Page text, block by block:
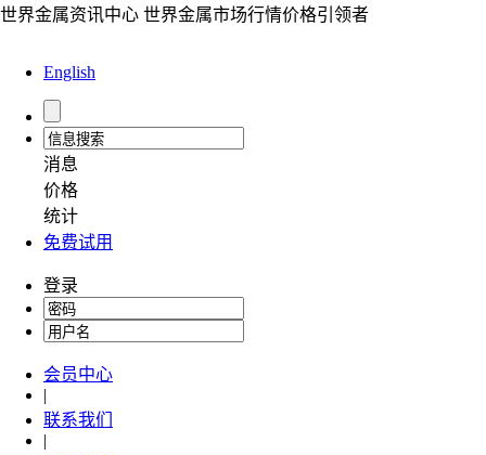
世界金属资讯中心 世界金属市场行情价格引领者
English
消息
价格
统计
免费试用
登录
会员中心
|
联系我们
|